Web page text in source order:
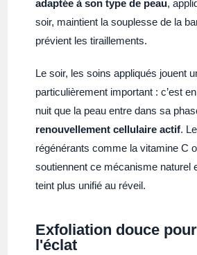
adaptée à son type de peau,
soir, maintient la souplesse de la
prévient les tiraillements.
Le soir, les soins appliqués jouent
particulièrement important : c’est
nuit que la peau entre dans sa
renouvellement cellulaire actif.
régénérants comme la vitamine C
soutiennent ce mécanisme naturel
teint plus unifié au réveil.
Exfoliation douce
l'éclat